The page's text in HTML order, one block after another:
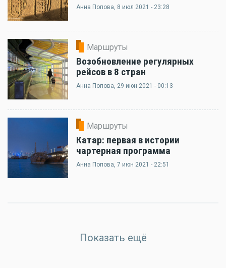
Анна Попова, 8 июл 2021 - 23:28
Маршруты
Возобновление регулярных
рейсов в 8 стран
Анна Попова, 29 июн 2021 - 00:13
Маршруты
Катар: первая в истории
чартерная программа
Анна Попова, 7 июн 2021 - 22:51
Показать ещё